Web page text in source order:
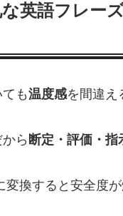
英語フレー
も温度感を間違え
ら 断定・評価・指
変換すると安全度